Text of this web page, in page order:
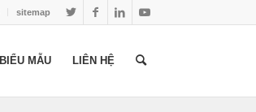
sitemap
BIỂU MẪU LIÊN HỆ